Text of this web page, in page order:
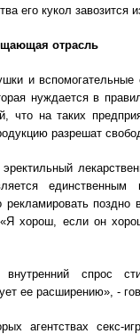
его кукол завозится
отрасль
и
нуждается в
что на таких
разрешат
эректильный
единственным
рекламировать
хорош, если он
внутренний спрос
ее расширению», -
агентствах секс-